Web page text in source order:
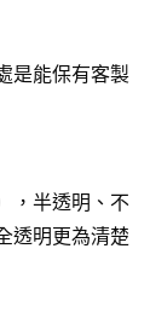
是能保有客製
，半透明、不
透明更為清楚